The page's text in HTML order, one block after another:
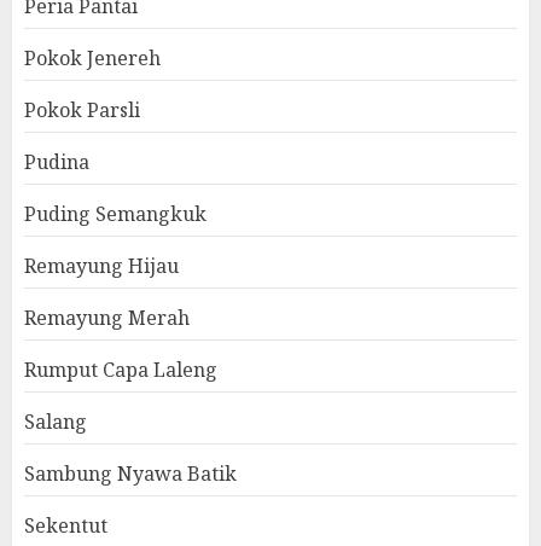
Peria Pantai
Pokok Jenereh
Pokok Parsli
Pudina
Puding Semangkuk
Remayung Hijau
Remayung Merah
Rumput Capa Laleng
Salang
Sambung Nyawa Batik
Sekentut